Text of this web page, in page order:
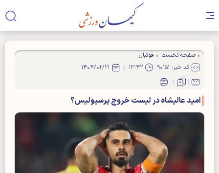
صفحه نخست
فوتبال
کد خبر: ۹۰۱۵۱
۱۳:۴۲ ۱۴۰۴/۰۲/۲۱
امید عالیشاه در لیست خروج پرسپولیس؟